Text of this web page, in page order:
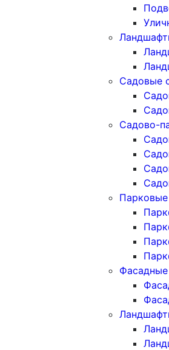
Садовые
Садово-
Фасадные